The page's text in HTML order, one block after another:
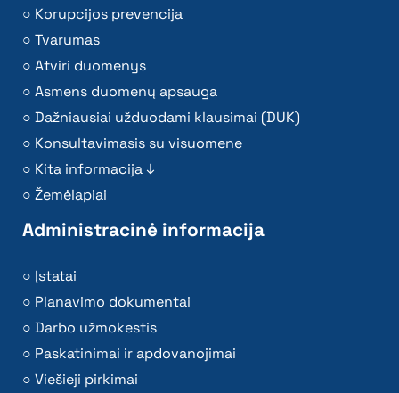
Korupcijos prevencija
Tvarumas
Atviri duomenys
Asmens duomenų apsauga
Dažniausiai užduodami klausimai (DUK)
Konsultavimasis su visuomene
Kita informacija ↓
Žemėlapiai
Administracinė informacija
Įstatai
Planavimo dokumentai
Darbo užmokestis
Paskatinimai ir apdovanojimai
Viešieji pirkimai